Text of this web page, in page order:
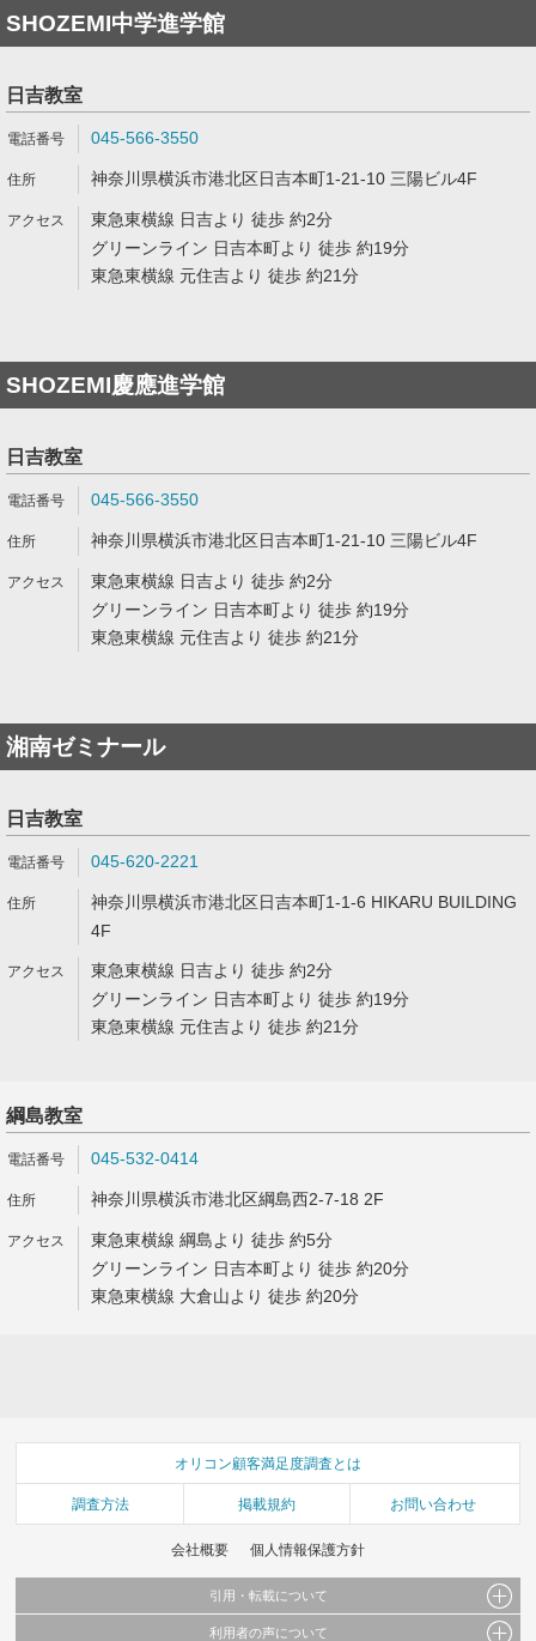
SHOZEMI中学進学館
日吉教室
045-566-3550
神奈川県横浜市港北区日吉本町1-21-10 三陽ビル4F
東急東横線 日吉より 徒歩 約2分
グリーンライン 日吉本町より 徒歩 約19分
東急東横線 元住吉より 徒歩 約21分
SHOZEMI慶應進学館
日吉教室
045-566-3550
神奈川県横浜市港北区日吉本町1-21-10 三陽ビル4F
東急東横線 日吉より 徒歩 約2分
グリーンライン 日吉本町より 徒歩 約19分
東急東横線 元住吉より 徒歩 約21分
湘南ゼミナール
日吉教室
045-620-2221
神奈川県横浜市港北区日吉本町1-1-6 HIKARU BUILDING
4F
東急東横線 日吉より 徒歩 約2分
グリーンライン 日吉本町より 徒歩 約19分
東急東横線 元住吉より 徒歩 約21分
綱島教室
045-532-0414
神奈川県横浜市港北区綱島西2-7-18 2F
東急東横線 綱島より 徒歩 約5分
グリーンライン 日吉本町より 徒歩 約20分
東急東横線 大倉山より 徒歩 約20分
オリコン顧客満足度調査とは
調査方法 掲載規約 お問い合わせ
会社概要 個人情報保護方針
引用・転載について
当サイトで公開されている情報（文字、写真、イラスト、画像データ等）及びこれらの配
利用者の声について